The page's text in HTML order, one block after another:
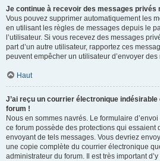
Je continue à recevoir des messages privés
Vous pouvez supprimer automatiquement les
en utilisant les règles de messages depuis le
l’utilisateur. Si vous recevez des messages
part d’un autre utilisateur, rapportez ces
peuvent empêcher un utilisateur d’envoyer
Haut
J’ai reçu un courrier électronique indésirable
forum !
Nous en sommes navrés. Le formulaire
ce forum possède des protections qui essaient
envoyant de tels messages. Vous devriez
une copie complète du courrier électronique
administrateur du forum. Il est très important